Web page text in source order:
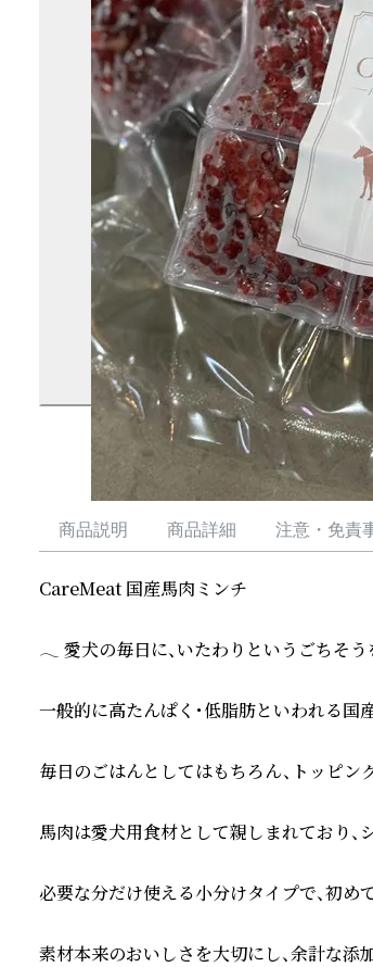
商品説明 商品詳細 注意・免責
CareMeat 国産馬肉ミンチ
𓂃 愛犬の毎日に、いたわりというごちそう
一般的に高たんぱく・低脂肪といわれる国
毎日のごはんとしてはもちろん、トッピン
馬肉は愛犬用食材として親しまれており、
必要な分だけ使える小分けタイプで、初め
素材本来のおいしさを大切にし、余計な添